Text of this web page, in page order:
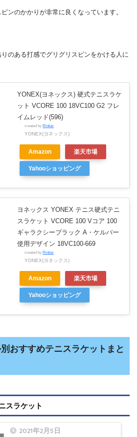
ンのかかりが非常に良くなっています。
のある打感でグリグリスピンをかける人に
YONEX(ヨネックス) 硬式テニスラケ
ット VCORE 100 18VC100 G2 フレ
イムレッド(596)
created by Rinker
YONEX(ヨネックス)
Amazon 楽天市場
Yahooショッピング
ヨネックス YONEX テニス硬式テニ
スラケット VCORE 100 Vコア 100
ギャラクシーブラック A・ケルバー
使用デザイン 18VC100-669
created by Rinker
YONEX(ヨネックス)
Amazon 楽天市場
Yahooショッピング
おすすめテニスラケットまと
スラケット
2021年2月5日